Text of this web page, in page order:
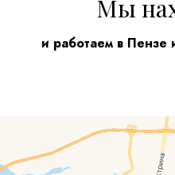
Мы
и работаем в Пензе